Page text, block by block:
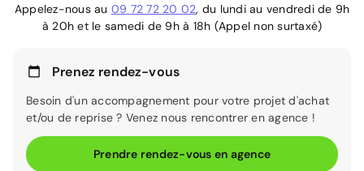
Appelez-nous au 09 72 72 20 02, du lundi au vendredi de 9h
à 20h et le samedi de 9h à 18h (Appel non surtaxé)
Prenez rendez-vous
Besoin d'un accompagnement pour votre projet d'achat
et/ou de reprise ? Venez nous rencontrer en agence !
Prendre rendez-vous en agence